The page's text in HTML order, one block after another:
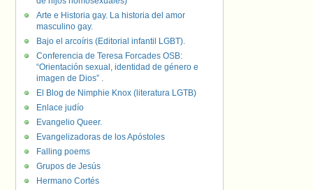
Arte e Historia gay. La historia del amor
masculino gay.
Bajo el arcoíris (Editorial infantil LGBT).
Conferencia de Teresa Forcades OSB:
“Orientación sexual, identidad de género e
imagen de Dios” .
El Blog de Nimphie Knox (literatura LGTB)
Enlace judío
Evangelio Queer.
Evangelizadoras de los Apóstoles
Falling poems
Grupos de Jesús
Hermano Cortés